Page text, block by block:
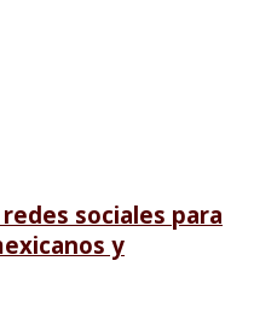
sociales para
y